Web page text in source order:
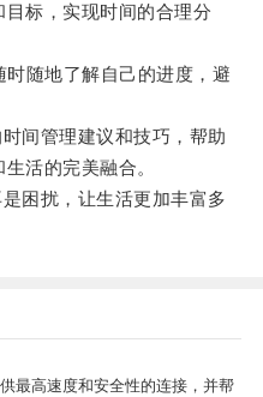
标，实现时间的合理分
随地了解自己的进度，避
管理建议和技巧，帮助
活的完美融合。
扰，让生活更加丰富多
最高速度和安全性的连接，并帮